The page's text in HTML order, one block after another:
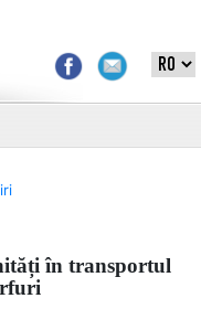
în transportul